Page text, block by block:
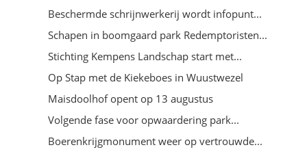
Beschermde schrijnwerkerij wordt infopunt...
Schapen in boomgaard park Redemptoristen...
Stichting Kempens Landschap start met...
Op Stap met de Kiekeboes in Wuustwezel
Maisdoolhof opent op 13 augustus
Volgende fase voor opwaardering park...
Boerenkrijgmonument weer op vertrouwde...